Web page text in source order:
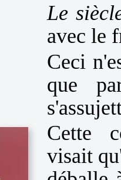
Le
avec le
Ceci
que
Cette
visait